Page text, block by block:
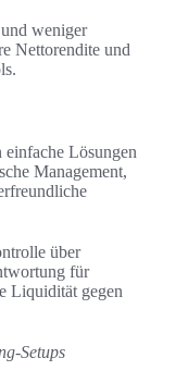
weniger
Nettorendite und
Lösungen
Management,
über
für
Liquidität gegen
Setups